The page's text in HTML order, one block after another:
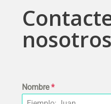
nosotros
Nombre*